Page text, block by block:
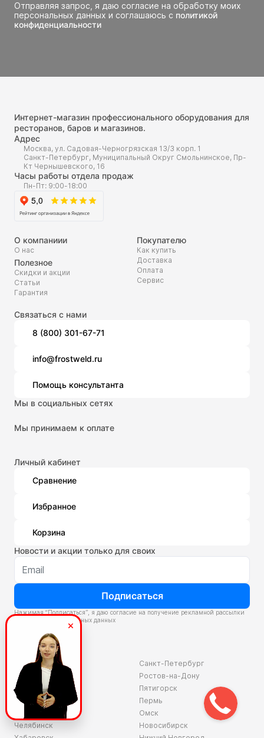
Отправляя запрос, я даю согласие на обработку моих
персональных данных и соглашаюсь с политикой
конфиденциальности
Интернет-магазин профессионального оборудования для
ресторанов, баров и магазинов.
Адрес
Москва, ул. Садовая-Черногрязская 13/3 корп. 1
Санкт-Петербург, Муниципальный Округ Смольнинское, Пр-
Кт Чернышевского, 16
Часы работы отдела продаж
Пн-Пт: 9:00-18:00
О компаниии
О нас
Полезное
Скидки и акции
Статьи
Гарантия
Покупателю
Как купить
Доставка
Оплата
Сервис
Связаться с нами
8 (800) 301-67-71
info@frostweld.ru
Помощь консультанта
Мы в социальных сетях
Мы принимаем к оплате
Личный кабинет
Сравнение
Избранное
Корзина
Новости и акции только для своих
Подписаться
Нажимая “Подписаться”, я даю согласие на получение рекламной рассылки
обработку персональных данных
Склады
Владивосток
Екатеринбург
Красноярск
Волгоград
Челябинск
Санкт-Петербург
Ростов-на-Дону
Пятигорск
Пермь
Омск
Новосибирск